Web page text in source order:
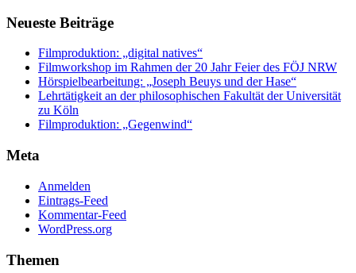
Neueste Beiträge
Filmproduktion: „digital natives“
Filmworkshop im Rahmen der 20 Jahr Feier des FÖJ NRW
Hörspielbearbeitung: „Joseph Beuys und der Hase“
Lehrtätigkeit an der philosophischen Fakultät der Universität
zu Köln
Filmproduktion: „Gegenwind“
Meta
Anmelden
Eintrags-Feed
Kommentar-Feed
WordPress.org
Themen